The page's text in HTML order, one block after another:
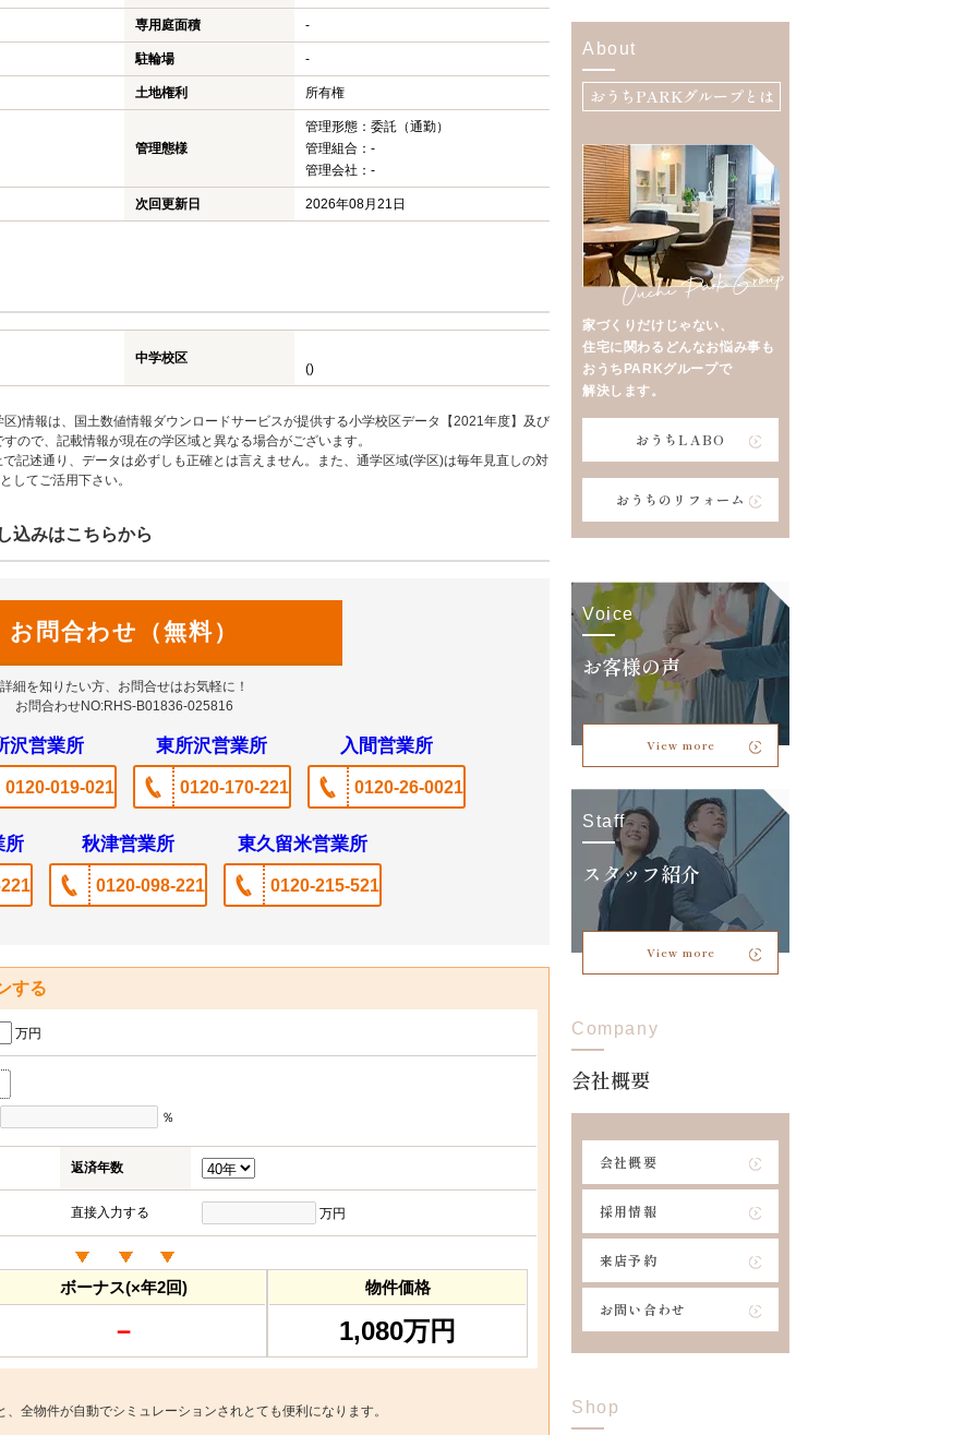
専用庭面積 -
駐輪場 -
土地権利 所有権
管理態様
管理形態：委託（通勤）
管理組合：-
管理会社：-
次回更新日 2026年08月21日
中学校区
()
)情報は、国土数値情報ダウンロードサービスが提供する小学校区データ【2021年度】及び
ので、記載情報が現在の学区域と異なる場合がございます。
記述通り、データは必ずしも正確とは言えません。また、通学区域(学区)は毎年見直しの対
してご活用下さい。
込みはこちらから
お問合わせ（無料）
詳細を知りたい方、お問合せはお気軽に！
お問合わせNO:RHS-B01836-025816
沢営業所
0120-019-021
東所沢営業所
0120-170-221
入間営業所
0120-26-0021
所 秋津営業所
0120-098-221
東久留米営業所
0120-215-521
する
万円
％
返済年数
直接入力する 万円
ボーナス(×年2回)
－
物件価格
1,080万円
全物件が自動でシミュレーションされとても便利になります。
About
おうちPARKグループとは
家づくりだけじゃない、
住宅に関わるどんなお悩み事も
おうちPARKグループで
解決します。
おうちLABO
おうちのリフォーム
Voice
お客様の声
View more
Staff
スタッフ紹介
View more
Company
会社概要
会社概要
採用情報
来店予約
お問い合わせ
Shop